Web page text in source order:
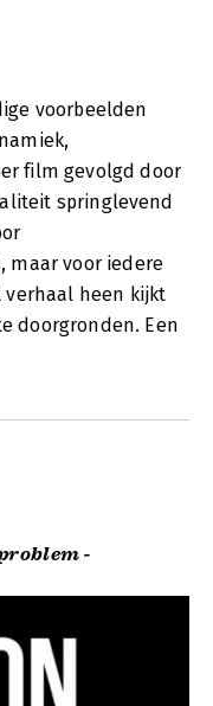
voorbeelden
film gevolgd door
springlevend
maar voor iedere
heen kijkt
doorgronden. Een
-